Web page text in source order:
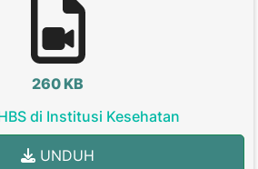
260 KB
di Institusi Kesehatan
UNDUH